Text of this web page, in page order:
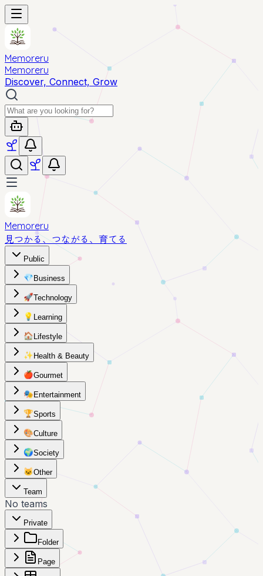
Memoreru
Memoreru
Discover, Connect, Grow
Memoreru
見つかる、つながる、育てる
Public
💎 Business
🚀Technology
💡 Learning
🏠 Lifestyle
✨ Health & Beauty
🍎Gourmet
🎭 Entertainment
🏆Sports
🎨Culture
🌍Society
🐱Other
Team
No teams
Private
Folder
Page